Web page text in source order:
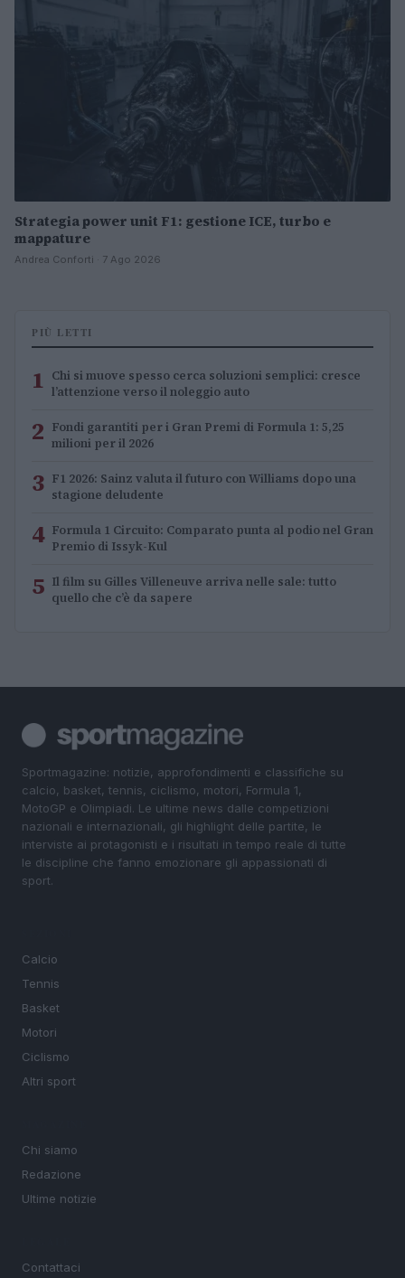
Strategia power unit F1: gestione ICE, turbo e
mappature
Andrea Conforti · 7 Ago 2026
PIÙ LETTI
1 Chi si muove spesso cerca soluzioni semplici: cresce
l’attenzione verso il noleggio auto
2 Fondi garantiti per i Gran Premi di Formula 1: 5,25
milioni per il 2026
3 F1 2026: Sainz valuta il futuro con Williams dopo una
stagione deludente
4 Formula 1 Circuito: Comparato punta al podio nel Gran
Premio di Issyk-Kul
5 Il film su Gilles Villeneuve arriva nelle sale: tutto
quello che c’è da sapere
Sportmagazine: notizie, approfondimenti e classifiche su
calcio, basket, tennis, ciclismo, motori, Formula 1,
MotoGP e Olimpiadi. Le ultime news dalle competizioni
nazionali e internazionali, gli highlight delle partite, le
interviste ai protagonisti e i risultati in tempo reale di tutte
le discipline che fanno emozionare gli appassionati di
sport.
Calcio
Tennis
Basket
Motori
Ciclismo
Altri sport
Chi siamo
Redazione
Ultime notizie
Contattaci